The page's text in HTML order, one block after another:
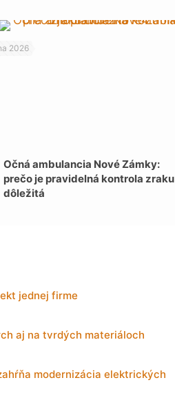
2026
Očná ambulancia Nové Zámky:
prečo je pravidelná kontrola zraku
dôležitá
jednej firme
aj na tvrdých materiáloch
modernizácia elektrických